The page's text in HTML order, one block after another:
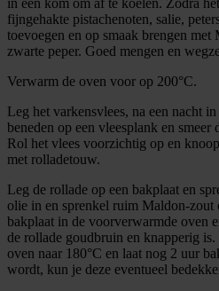
in een kom om af te koelen. Zodra
fijngehakte pistachenoten, salie,
toevoegen en op smaak brengen
zwarte peper. Goed mengen en
Verwarm de oven voor op 200°C.
Leg het varkensvlees, na een nacht
beneden op een vleesplank en
Rol het vlees voorzichtig op en
met rolladetouw.
Leg de rollade op een bakplaat en
olie in en sprenkel ruim Maldon-zout
bakplaat in de voorverwarmde oven
de rollade goudbruin en knapperig
oven naar 180°C en laat nog 2 uur
wordt, kun je deze eventueel